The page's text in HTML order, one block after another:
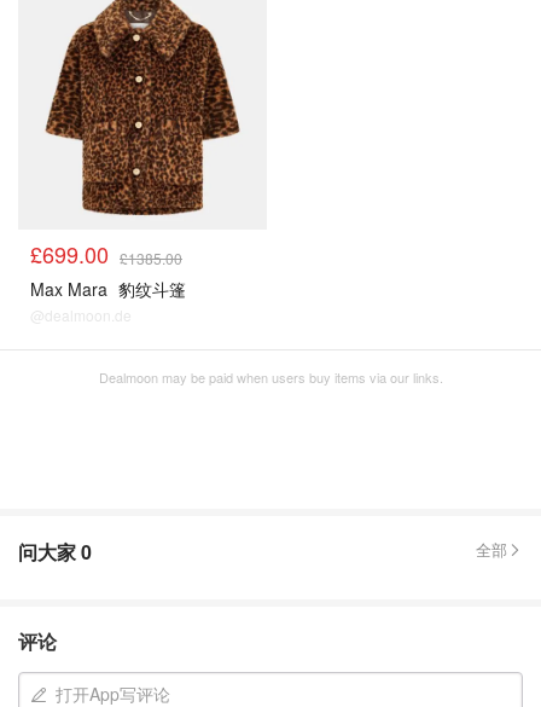
£699.00 £1385.00
Max Mara 豹纹斗篷
@dealmoon.de
Dealmoon may be paid when users buy items via our links.
问大家0 全部
评论
打开App写评论